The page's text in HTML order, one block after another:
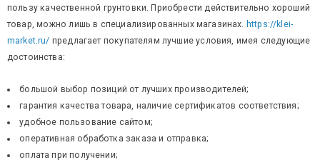
пользу качественной грунтовки. Приобрести действительно хороший
товар, можно лишь в специализированных магазинах. https://klei-
market.ru/ предлагает покупателям лучшие условия, имея следующие
достоинства:
большой выбор позиций от лучших производителей;
гарантия качества товара, наличие сертификатов соответствия;
удобное пользование сайтом;
оперативная обработка заказа и отправка;
оплата при получении;